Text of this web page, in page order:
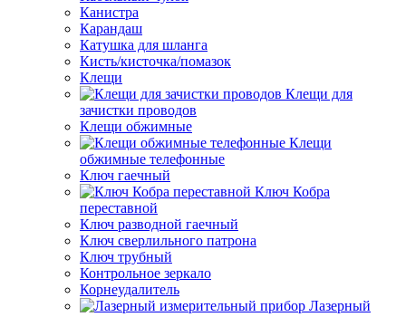
Канистра
Карандаш
Катушка для шланга
Кисть/кисточка/помазок
Клещи
Клещи для
зачистки проводов
Клещи обжимные
Клещи
обжимные телефонные
Ключ гаечный
Ключ Кобра
переставной
Ключ разводной гаечный
Ключ сверлильного патрона
Ключ трубный
Контрольное зеркало
Корнеудалитель
Лазерный